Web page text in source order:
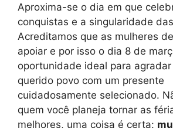
Aproxima-se o dia em que
conquistas e a singularidade
Acreditamos que as mulheres
apoiar e por isso o dia 8 de
oportunidade ideal para
querido povo com um presente
cuidadosamente selecionado.
quem você planeja tornar as
melhores, uma coisa é certa: